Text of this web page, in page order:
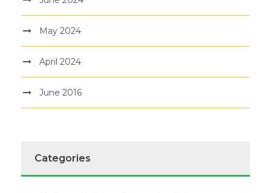
May 2024
April 2024
June 2016
Categories